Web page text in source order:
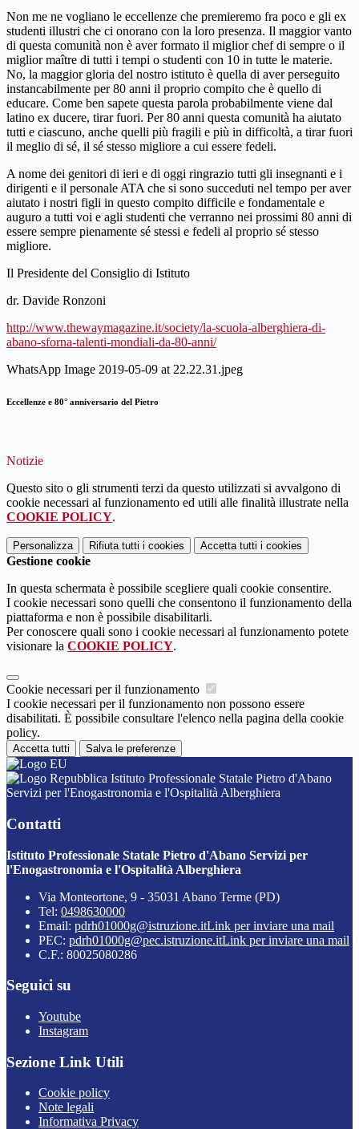
Non me ne vogliano le eccellenze che premieremo fra poco e gli ex
studenti illustri che ci onorano con la loro presenza. Il maggior vanto
di questa comunità non è aver formato il miglior chef di sempre o il
miglior maître di tutti i tempi o studenti con 10 in tutte le materie.
No, la maggior gloria del nostro istituto è quella di aver perseguito
instancabilmente per 80 anni il proprio compito che è quello di
educare. Come ben sapete questa parola probabilmente viene dal
latino ex ducere, tirar fuori. Per 80 anni questa comunità ha aiutato
tutti e ciascuno, anche quelli più fragili e più in difficoltà, a tirar fuori
il meglio di sé, il sé stesso migliore a cui essere fedeli.
A nome dei genitori di ieri e di oggi ringrazio tutti gli insegnanti e i
dirigenti e il personale ATA che si sono succeduti nel tempo per aver
aiutato i nostri figli in questo compito difficile e fondamentale e
auguro a tutti voi e agli studenti che verranno nei prossimi 80 anni di
essere sempre pienamente sé stessi e fedeli al proprio sé stesso
migliore.
Il Presidente del Consiglio di Istituto
dr. Davide Ronzoni
http://www.thewaymagazine.it/society/la-scuola-alberghiera-di-
abano-sforna-talenti-mondiali-da-80-anni/
WhatsApp Image 2019-05-09 at 22.22.31.jpeg
Eccellenze e 80° anniversario del Pietro
Notizie
Questo sito o gli strumenti terzi da questo utilizzati si avvalgono di
cookie necessari al funzionamento ed utili alle finalità illustrate nella
COOKIE POLICY.
Personalizza Rifiuta tutti i cookies Accetta tutti i cookies
Gestione cookie
In questa schermata è possibile scegliere quali cookie consentire.
I cookie necessari sono quelli che consentono il funzionamento della
piattaforma e non è possibile disabilitarli.
Per conoscere quali sono i cookie necessari al funzionamento potete
visionare la COOKIE POLICY.
Cookie necessari per il funzionamento
I cookie necessari per il funzionamento non possono essere
disabilitati. È possibile consultare l'elenco nella pagina della cookie
policy.
Accetta tutti Salva le preferenze
Istituto Professionale Statale Pietro d'Abano
Servizi per l'Enogastronomia e l'Ospitalità Alberghiera
Contatti
Istituto Professionale Statale Pietro d'Abano Servizi per
l'Enogastronomia e l'Ospitalità Alberghiera
Via Monteortone, 9 - 35031 Abano Terme (PD)
Tel: 0498630000
Email: pdrh01000g@istruzione.itLink per inviare una mail
PEC: pdrh01000g@pec.istruzione.itLink per inviare una mail
C.F.: 80025080286
Seguici su
Youtube
Instagram
Sezione Link Utili
Cookie policy
Note legali
Informativa Privacy